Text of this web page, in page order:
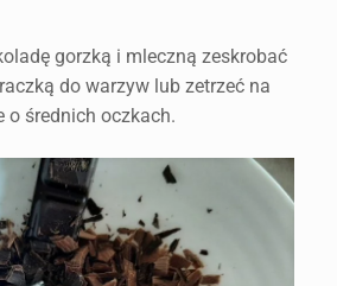
gorzką i mleczną zeskrobać
do warzyw lub zetrzeć na
o średnich oczkach.